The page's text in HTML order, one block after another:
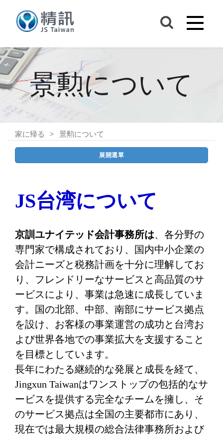
景勲について
家に帰る 景勲について
展開選單
JS台湾について
京訓ユナイテッド会計事務所は、各分野の
専門家で構成されており、国内中小企業の
会計ニーズと税務計画を十分に理解してお
り、フレンドリーなサービスと高品質のサ
ービスにより、事業は急速に成長していま
す。国の北部、中部、南部にサービス拠点
を設け、お客様の事業運営の成功と台湾お
よび世界各地での事業拡大を支援すること
を目標としています。
長年にわたる継続的な発展と成長を経て、
Jingxun Taiwanはワンストップの包括的なサ
ービスを提供する完全なチームを擁し、そ
のサービス拠点は全国の主要都市にあり、
現在では最大規模の総合法律事務所および